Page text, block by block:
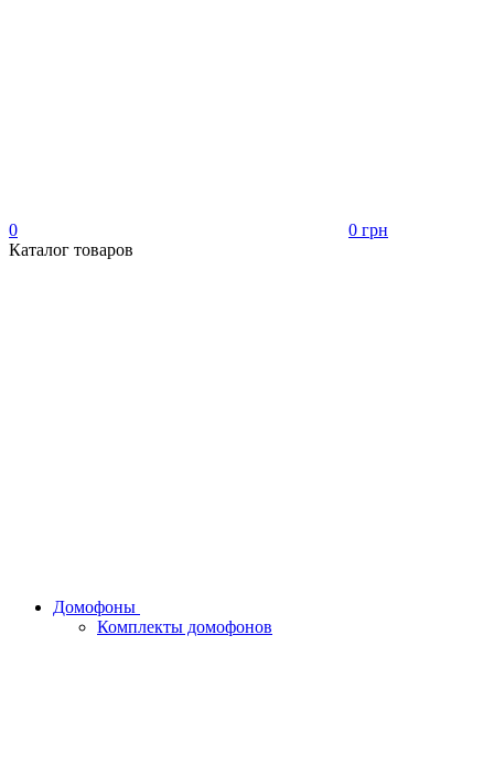
0
0 грн
Каталог товаров
Домофоны
Комплекты домофонов